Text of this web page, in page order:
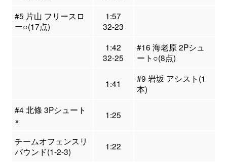
#5 片山 フリースロ
ー○(17点)
1:57
32-23
1:42
32-25
#16 海老原 2Pシュ
ート○(8点)
1:41
#9 岩坂 アシスト(1
本)
#4 北條 3Pシュート
×
1:25
チームオフェンスリ
バウンド(1-2-3)
1:22